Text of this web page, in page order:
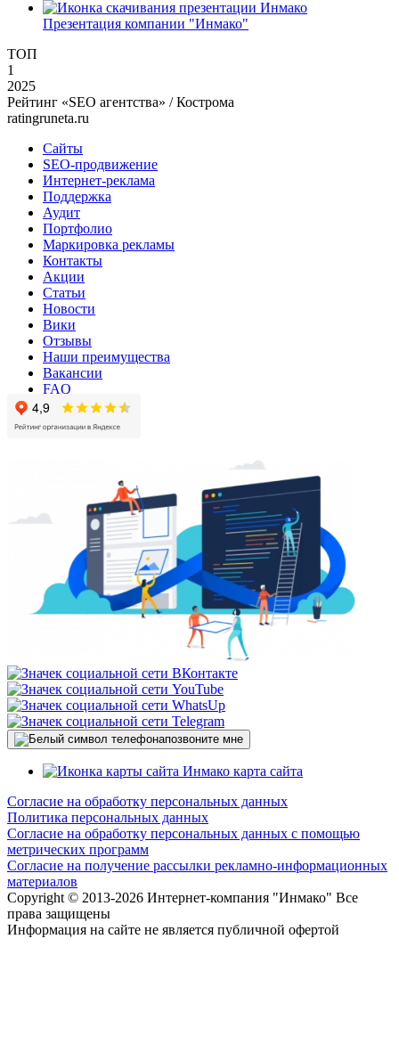
Презентация компании "Инмако"
ТОП
1
2025
Рейтинг «SEO агентства» / Кострома
ratingruneta.ru
Сайты
SEO-продвижение
Интернет-реклама
Поддержка
Аудит
Портфолио
Маркировка рекламы
Контакты
Акции
Статьи
Новости
Вики
Отзывы
Наши преимущества
Вакансии
FAQ
позвоните мне
карта сайта
Согласие на обработку персональных данных
Политика персональных данных
Согласие на обработку персональных данных с помощью
метрических программ
Согласие на получение рассылки рекламно-информационных
материалов
Copyright © 2013-2026 Интернет-компания "Инмако" Все
права защищены
Информация на сайте не является публичной офертой